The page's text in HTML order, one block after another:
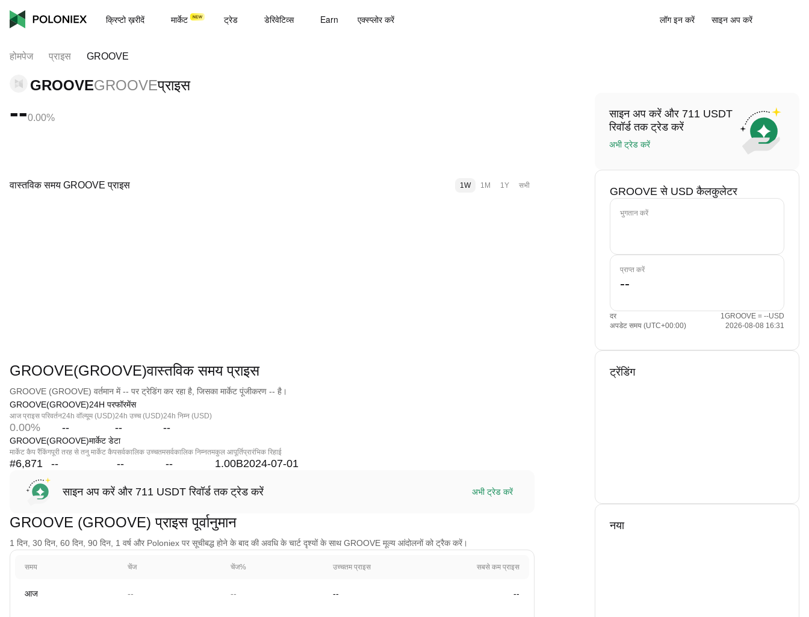
क्रिप्टो ख़रीदें मार्केट ट्रेड डेरिवेटिव्स Earn एक्स्प्लोर करें लॉग इन करें साइन अप करें
होमपेज प्राइस GROOVE
GROOVEGROOVEप्राइस
--0.00%
वास्तविक समय GROOVE प्राइस 1W 1M 1Y सभी
GROOVE(GROOVE)वास्तविक समय प्राइस
GROOVE (GROOVE) वर्तमान में -- पर ट्रेडिंग कर रहा है, जिसका मार्केट पूंजीकरण -- है।
GROOVE(GROOVE)24H परफॉरमेंस
आज प्राइस परिवर्तन
0.00%
24h वॉल्यूम (USD)
--
24h उच्च (USD)
--
24h निम्न (USD)
--
GROOVE(GROOVE)मार्केट डेटा
मार्केट कैप रैंकिंग
#6,871
पूरी तरह से तनु मार्केट कैप
--
सर्वकालिक उच्चतम
--
सर्वकालिक निम्नतम
--
कुल आपूर्ति
1.00B
प्रारंभिक रिहाई
2024-07-01
साइन अप करें और 711 USDT रिवॉर्ड तक ट्रेड करें अभी ट्रेड करें
GROOVE (GROOVE) प्राइस पूर्वानुमान
1 दिन, 30 दिन, 60 दिन, 90 दिन, 1 वर्ष और Poloniex पर सूचीबद्ध होने के बाद की अवधि के चार्ट दृश्यों के साथ GROOVE मूल्य आंदोलनों को ट्रैक करें।
समय चेंज चेंज% उच्चतम प्राइस सबसे कम प्राइस
आज -- -- -- --
साइन अप करें और 711 USDT
रिवॉर्ड तक ट्रेड करें
अभी ट्रेड करें
GROOVE से USD कैलकुलेटर
भुगतान करें
प्राप्त करें
दर
1GROOVE = --USD
अपडेट समय (UTC+00:00)
2026-08-08 16:31
ट्रेंडिंग
नया